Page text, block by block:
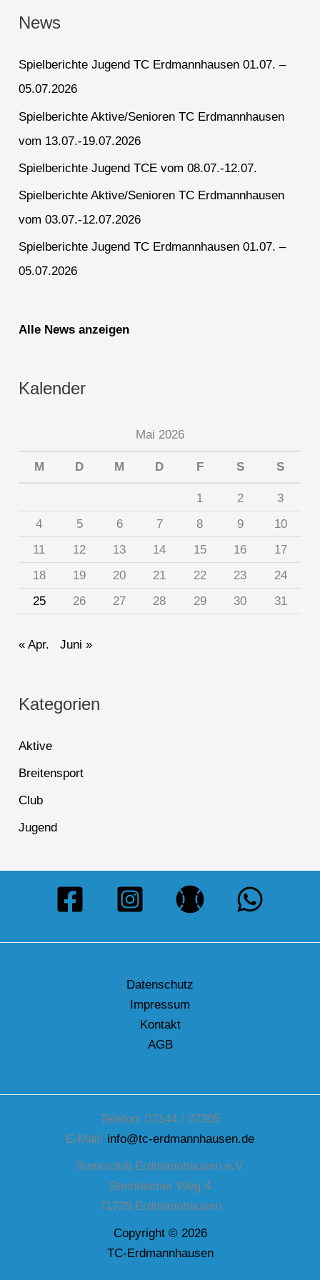
News
Spielberichte Jugend TC Erdmannhausen 01.07. –
05.07.2026
Spielberichte Aktive/Senioren TC Erdmannhausen
vom 13.07.-19.07.2026
Spielberichte Jugend TCE vom 08.07.-12.07.
Spielberichte Aktive/Senioren TC Erdmannhausen
vom 03.07.-12.07.2026
Spielberichte Jugend TC Erdmannhausen 01.07. –
05.07.2026
Alle News anzeigen
Kalender
Mai 2026
M D M D F S S
1 2
3
4
5 6 7 8 9
10
11
12 13 14 15 16
17
18
19 20 21 22 23
24
25
26 27 28 29 30 31
« Apr. Juni »
Kategorien
Aktive
Breitensport
Club
Jugend
Datenschutz
Impressum
Kontakt
AGB
Telefon: 07144 / 37305
E-Mail: info@tc-erdmannhausen.de
Tennisclub Erdmannhausen e.V.
Steinheimer Weg 4
71729 Erdmannhausen
Copyright © 2026
TC-Erdmannhausen